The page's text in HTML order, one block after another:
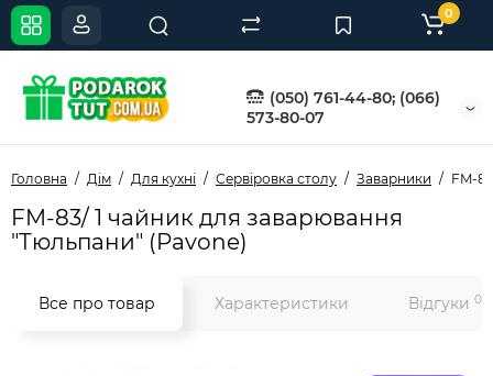
(050) 761-44-80; (066)
573-80-07
0
Головна Дім Для кухні Сервіровка столу Заварники FM-
FM-83/ 1 чайник для заварювання
"Тюльпани" (Pavone)
Все про товар Характеристики Відгуки 0